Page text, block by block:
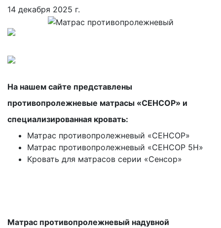
14 декабря 2025 г.
На нашем сайте представлены
противопролежневые матрасы «СЕНСОР» и
специализированная кровать:
Матрас противопролежневый «СЕНСОР»
Матрас противопролежневый «СЕНСОР 5H»
Кровать для матрасов серии «Сенсор»
Матрас противопролежневый надувной